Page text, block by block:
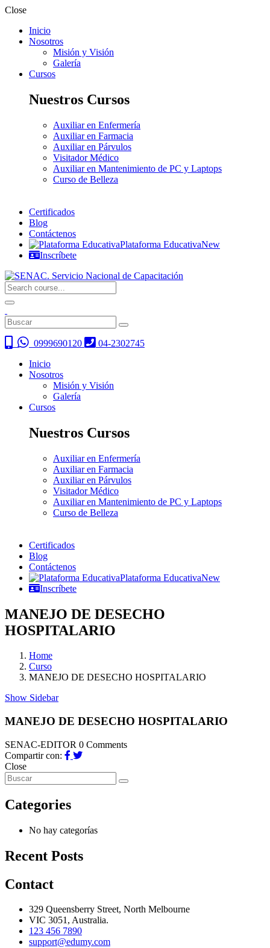
Close
Inicio
Nosotros
Misión y Visión
Galería
Cursos
Nuestros Cursos
Auxiliar en Enfermería
Auxiliar en Farmacia
Auxiliar en Párvulos
Visitador Médico
Auxiliar en Mantenimiento de PC y Laptops
Curso de Belleza
Certificados
Blog
Contáctenos
Plataforma EducativaNew
Inscríbete
0999690120
04-2302745
Inicio
Nosotros
Misión y Visión
Galería
Cursos
Nuestros Cursos
Auxiliar en Enfermería
Auxiliar en Farmacia
Auxiliar en Párvulos
Visitador Médico
Auxiliar en Mantenimiento de PC y Laptops
Curso de Belleza
Certificados
Blog
Contáctenos
Plataforma EducativaNew
Inscríbete
MANEJO DE DESECHO
HOSPITALARIO
Home
Curso
MANEJO DE DESECHO HOSPITALARIO
Show Sidebar
MANEJO DE DESECHO HOSPITALARIO
SENAC-EDITOR 0 Comments
Compartir con:
Close
Categories
No hay categorías
Recent Posts
Contact
329 Queensberry Street, North Melbourne
VIC 3051, Australia.
123 456 7890
support@edumy.com